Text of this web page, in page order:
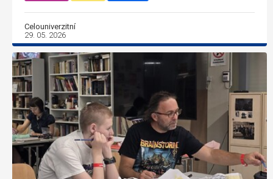
Celouniverzitní
29. 05. 2026